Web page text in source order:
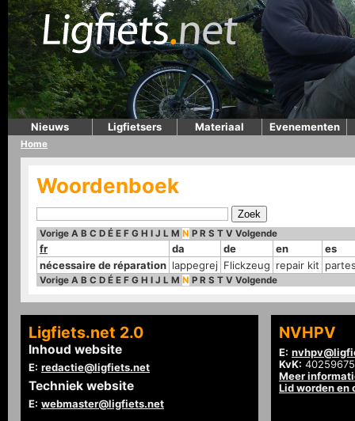
Nieuws Ligfietsers Materiaal Evenementen
Home
Woordenboek
Vorige A B C D É E F G H I J L M N P R S T V Volgende
fr da de en
es
nécessaire de réparation lappegrej Flickzeug repair kit
Vorige A B C D É E F G H I J L M N P R S T V Volgende
Ligfiets.net 2.0
Inhoud website
E: redactie@ligfiets.net
Techniek website
E: webmaster@ligfiets.net
NVHPV
E:
KvK: 40259675
Meer
Lid worden en